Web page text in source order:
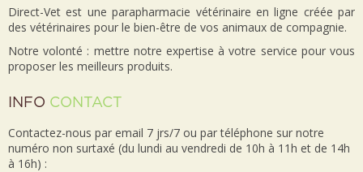
Direct-Vet est une parapharmacie vétérinaire en ligne créée par
des vétérinaires pour le bien-être de vos animaux de compagnie.
Notre volonté : mettre notre expertise à votre service pour vous
proposer les meilleurs produits.
INFO CONTACT
Contactez-nous par email 7 jrs/7 ou par téléphone sur notre
numéro non surtaxé (du lundi au vendredi de 10h à 11h et de 14h
à 16h) :